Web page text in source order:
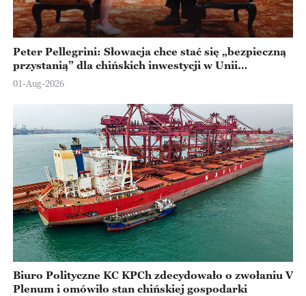
Peter Pellegrini: Słowacja chce stać się „bezpieczną
przystanią” dla chińskich inwestycji w Unii
Europejskiej
01-Aug-2026
Biuro Polityczne KC KPCh zdecydowało o zwołaniu V
Plenum i omówiło stan chińskiej gospodarki